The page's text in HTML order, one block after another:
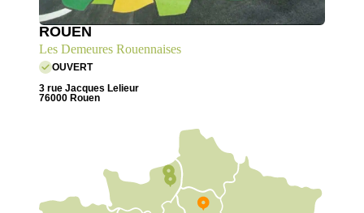
ROUEN
Les Demeures Rouennaises
OUVERT
3 rue Jacques Lelieur
76000 Rouen